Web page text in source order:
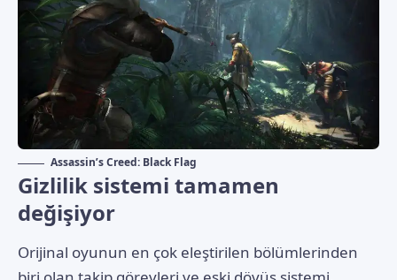
Assassin’s Creed: Black Flag
Gizlilik sistemi tamamen
değişiyor
Orijinal oyunun en çok eleştirilen bölümlerinden